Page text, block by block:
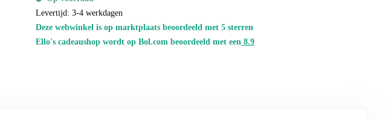
Levertijd: 3-4 werkdagen
Deze webwinkel is op marktplaats beoordeeld met 5 sterren
Ello's cadeaushop wordt op Bol.com beoordeeld met een 8.9